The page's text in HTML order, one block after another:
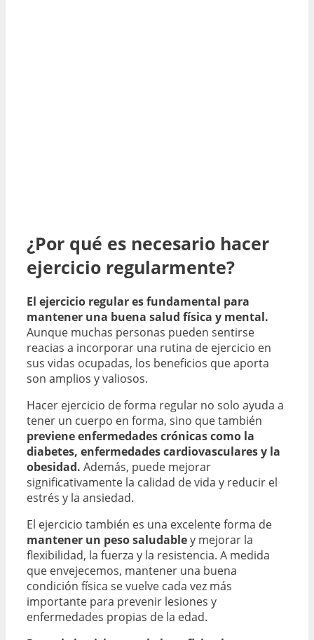
¿Por qué es necesario hacer
ejercicio regularmente?
El ejercicio regular es fundamental para
mantener una buena salud física y mental.
Aunque muchas personas pueden sentirse
reacias a incorporar una rutina de ejercicio en
sus vidas ocupadas, los beneficios que aporta
son amplios y valiosos.
Hacer ejercicio de forma regular no solo ayuda a
tener un cuerpo en forma, sino que también
previene enfermedades crónicas como la
diabetes, enfermedades cardiovasculares y la
obesidad. Además, puede mejorar
significativamente la calidad de vida y reducir el
estrés y la ansiedad.
El ejercicio también es una excelente forma de
mantener un peso saludabley mejorar la
flexibilidad, la fuerza y la resistencia. A medida
que envejecemos, mantener una buena
condición física se vuelve cada vez más
importante para prevenir lesiones y
enfermedades propias de la edad.